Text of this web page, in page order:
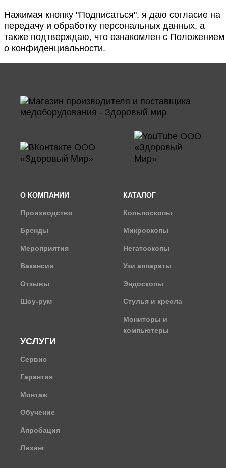
Нажимая кнопку "Подписаться", я даю согласие на
передачу и обработку персональных данных, а
также подтверждаю, что ознакомлен с Положением
о конфиденциальности.
О КОМПАНИИ
Производство
Бренды
Мероприятия
Вакансии
Отзывы
Шоу-рум
КАТАЛОГ
Кольпоскопы
Микроскопы
Негатоскопы
Узи аппараты
Эндоскопы
Стулья и кресла
Мониторы и
компьютеры
УСЛУГИ
Сервис
Гарантия
Монтаж
Обучение
Апробация
Лизинг